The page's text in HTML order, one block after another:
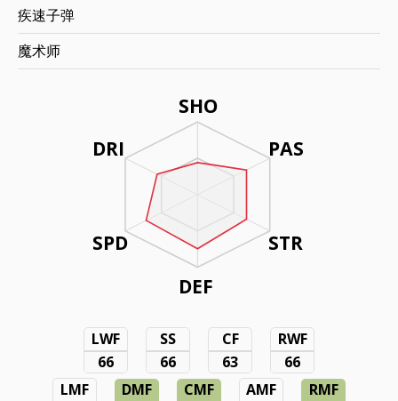
SHO
PAS
STR
DEF
DRI
SPD
LWF
66
SS
66
CF
63
RWF
66
LMF
DMF
CMF
AMF
RMF
疾速子弹
魔术师